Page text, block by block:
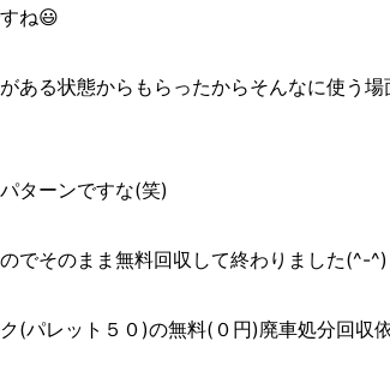
ね😃
ある状態からもらったからそんなに使う
ターンですな(笑)
でそのまま無料回収して終わりました(^-^)
(パレット５０)の無料(０円)廃車処分回